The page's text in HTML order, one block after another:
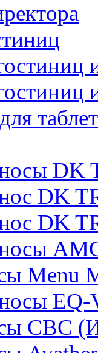
DK
DK
DK
Menu
EQ-
CBC